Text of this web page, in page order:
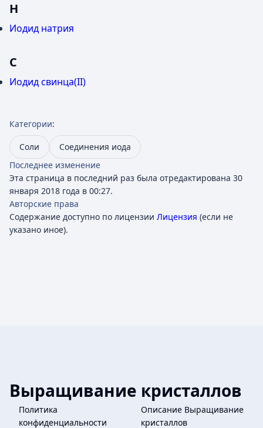
Н
Иодид натрия
С
Иодид свинца(II)
Категории:
Соли
Соединения иода
Последнее изменение
Эта страница в последний раз была отредактирована 30
января 2018 года в 00:27.
Авторские права
Содержание доступно по лицензии Лицензия (если не
указано иное).
Выращивание кристаллов
Политика
конфиденциальности
Описание Выращивание
кристаллов